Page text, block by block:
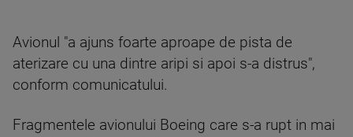
Avionul "a ajuns foarte aproape de pista de
aterizare cu una dintre aripi si apoi s-a distrus",
conform comunicatului.
Fragmentele avionului Boeing care s-a rupt in mai